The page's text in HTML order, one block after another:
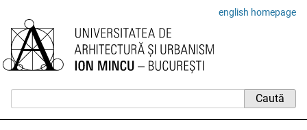
english homepage